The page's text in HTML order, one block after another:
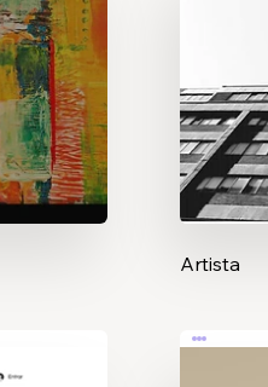
Artista